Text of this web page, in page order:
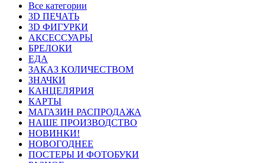
Все категории
3D ПЕЧАТЬ
3D ФИГУРКИ
АКСЕССУАРЫ
БРЕЛОКИ
ЕДА
ЗАКАЗ КОЛИЧЕСТВОМ
ЗНАЧКИ
КАНЦЕЛЯРИЯ
КАРТЫ
МАГАЗИН РАСПРОДАЖА
НАШЕ ПРОИЗВОДСТВО
НОВИНКИ!
НОВОГОДНЕЕ
ПОСТЕРЫ И ФОТОБУКИ